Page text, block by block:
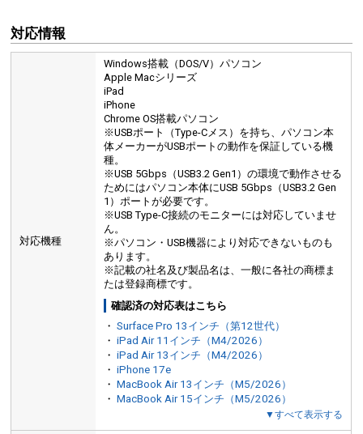
対応情報
対応機種
Windows搭載（DOS/V）パソコン
Apple Macシリーズ
iPad
iPhone
Chrome OS搭載パソコン
※USBポート（Type-Cメス）を持ち、パソコン本
体メーカーがUSBポートの動作を保証している機
種。
※USB 5Gbps（USB3.2 Gen1）の環境で動作させる
ためにはパソコン本体にUSB 5Gbps（USB3.2 Gen
1）ポートが必要です。
※USB Type-C接続のモニターには対応していませ
ん。
※パソコン・USB機器により対応できないものも
あります。
※記載の社名及び製品名は、一般に各社の商標ま
たは登録商標です。
確認済の対応表はこちら
・Surface Pro 13インチ（第12世代）
・iPad Air 11インチ（M4/2026）
・iPad Air 13インチ（M4/2026）
・iPhone 17e
・MacBook Air 13インチ（M5/2026）
・MacBook Air 15インチ（M5/2026）
▼すべて表示する